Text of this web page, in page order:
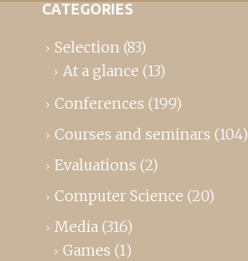
CATEGORIES
Selection (83)
At a glance (13)
Conferences (199)
Courses and seminars (104)
Evaluations (2)
Computer Science (20)
Media (316)
Games (1)